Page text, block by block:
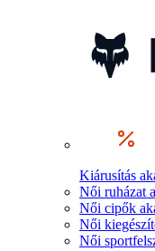
Kiárusítás
Női ruházat
Női cipők
Női
Női